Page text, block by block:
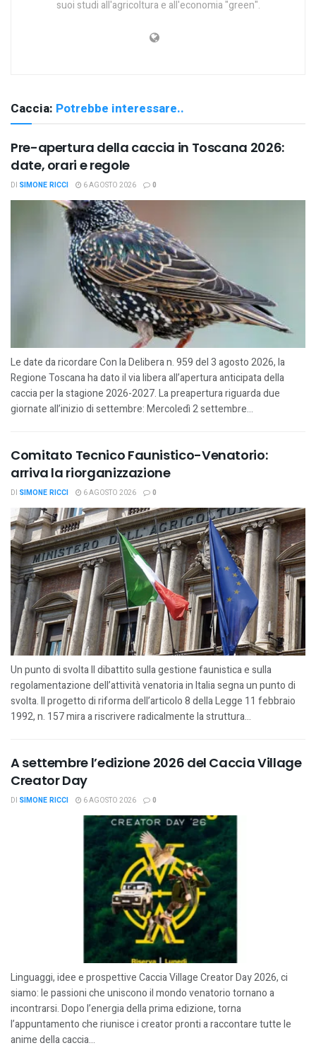
suoi studi all'agricoltura e all'economia "green".
Caccia: Potrebbe interessare..
Pre-apertura della caccia in Toscana 2026:
date, orari e regole
DI SIMONE RICCI 6 AGOSTO 2026 0
Le date da ricordare Con la Delibera n. 959 del 3 agosto 2026, la
Regione Toscana ha dato il via libera all’apertura anticipata della
caccia per la stagione 2026-2027. La preapertura riguarda due
giornate all’inizio di settembre: Mercoledì 2 settembre...
Comitato Tecnico Faunistico-Venatorio:
arriva la riorganizzazione
DI SIMONE RICCI 6 AGOSTO 2026 0
Un punto di svolta Il dibattito sulla gestione faunistica e sulla
regolamentazione dell’attività venatoria in Italia segna un punto di
svolta. Il progetto di riforma dell’articolo 8 della Legge 11 febbraio
1992, n. 157 mira a riscrivere radicalmente la struttura...
A settembre l’edizione 2026 del Caccia Village
Creator Day
DI SIMONE RICCI 6 AGOSTO 2026 0
Linguaggi, idee e prospettive Caccia Village Creator Day 2026, ci
siamo: le passioni che uniscono il mondo venatorio tornano a
incontrarsi. Dopo l’energia della prima edizione, torna
l’appuntamento che riunisce i creator pronti a raccontare tutte le
anime della caccia...